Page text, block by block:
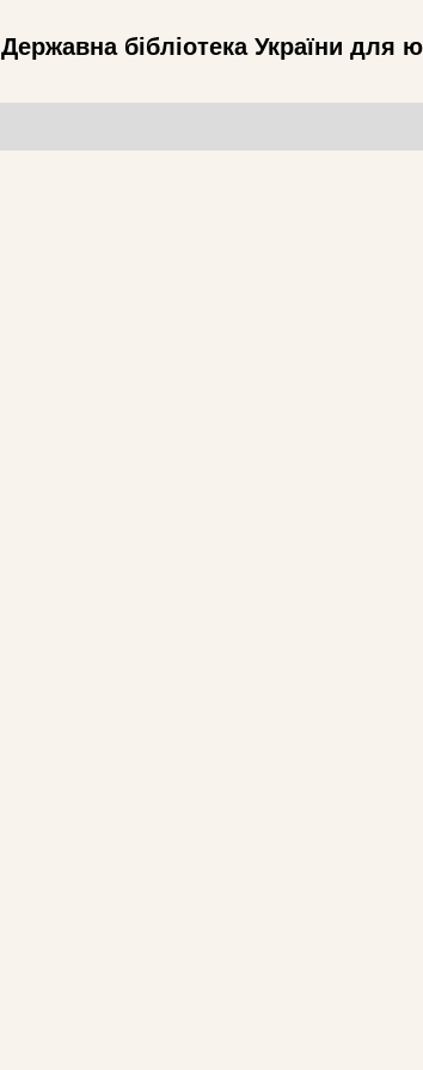
Державна бібліотека України для